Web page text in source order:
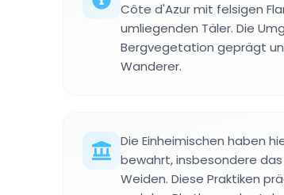
Côte d'Azur mit felsigen
umliegenden Täler. Die
Bergvegetation geprägt
Wanderer.
Die Einheimischen haben
bewahrt, insbesondere
Weiden. Diese Praktiken